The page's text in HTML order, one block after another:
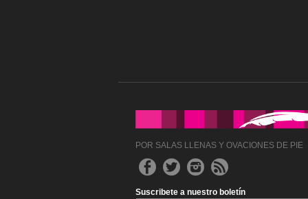
POR SALAS LLENAS Y OVACIONES DE PIE
Suscribete a nuestro boletín